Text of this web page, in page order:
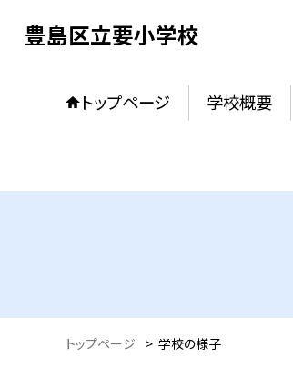
豊島区立要小学校
トップページ 学校概要
トップページ > 学校の様子